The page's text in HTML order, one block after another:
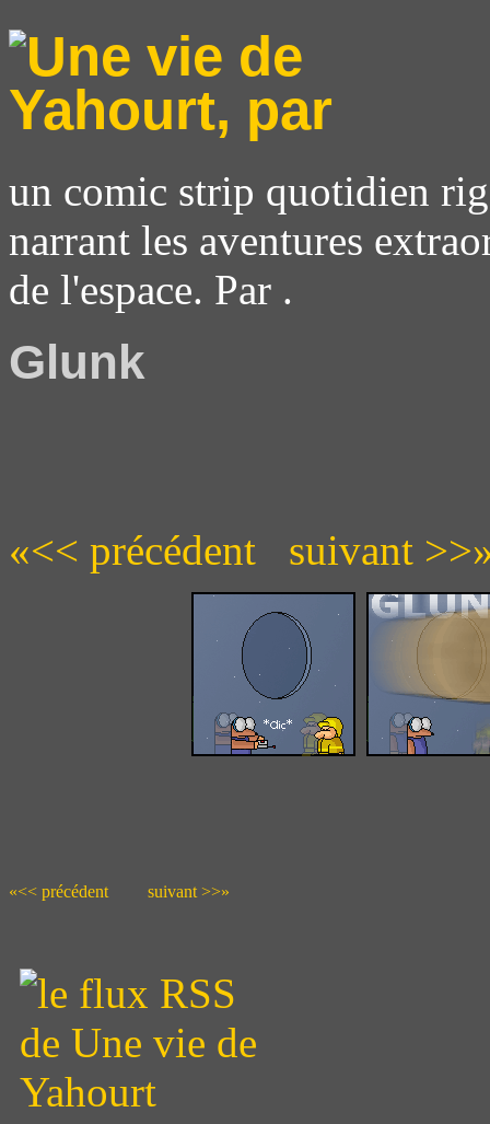
un comic strip quotidien
narrant les aventures
de l'espace. Par .
Glunk
«<< précédent suivant
«<< précédent suivant >>»